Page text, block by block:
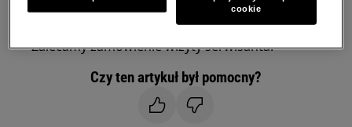
temperatury.
Zalecamy zamówienie wizyty serwisanta.
Czy ten artykuł był pomocny?
cookie